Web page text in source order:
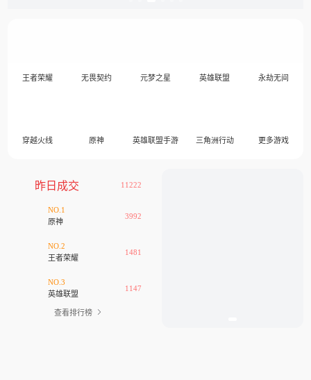
王者荣耀 无畏契约 元梦之星 英雄联盟 永劫无间
穿越火线 原神 英雄联盟手游 三角洲行动 更多游戏
昨日成交 11222
NO.1
原神
3992
NO.2
王者荣耀
1481
NO.3
英雄联盟
1147
查看排行榜 